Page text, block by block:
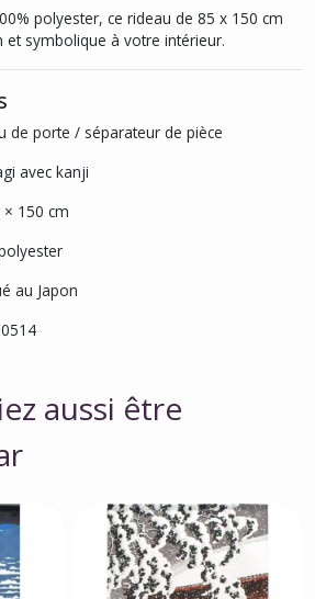
polyester, ce rideau de 85 x 150 cm
symbolique à votre intérieur.
de porte / séparateur de pièce
avec kanji
× 150 cm
au Japon
aussi être